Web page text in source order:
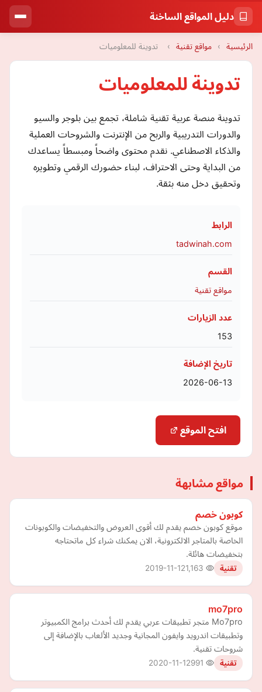
دليل المواقع الساخنة
الرئيسية › مواقع تقنية › تدوينة للمعلوميات
تدوينة للمعلوميات
تدوينة منصة عربية تقنية شاملة، تجمع بين بلوجر والسيو
والدورات التدريبية والربح من الإنترنت والشروحات العملية
والذكاء الاصطناعي. نقدم محتوى واضحاً ومبسطاً يساعدك
من البداية وحتى الاحتراف، لبناء حضورك الرقمي وتطويره
وتحقيق دخل منه بثقة.
الرابط
tadwinah.com
القسم
مواقع تقنية
عدد الزيارات
153
تاريخ الإضافة
2026-06-13
افتح الموقع
مواقع مشابهة
كوبون خصم
موقع كوبون خصم يقدم لك أقوى العروض والتخفيضات والكوبونات
الخاصة بالمتاجر الالكترونية، الان يمكنك شراء كل ماتحتاجه
بتخفيضات هائلة.
تقنية 2019-11-12
mo7pro
Mo7pro متجر تطبيقات عربي يقدم لك أحدث برامج الكمبيوتر
وتطبيقات اندرويد وايفون المجانية وجديد الألعاب بالإضافة إلى
شروحات تقنية.
تقنية 2020-11-12